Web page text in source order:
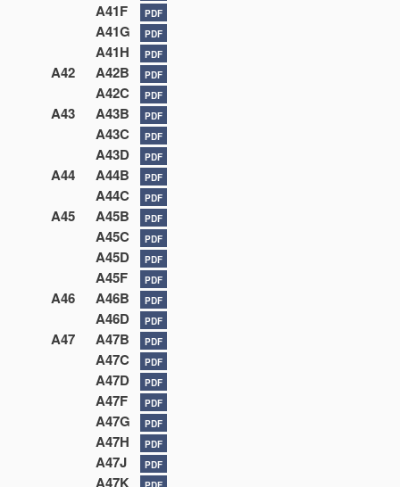
A41F PDF
A41G PDF
A41H PDF
A42 A42B PDF
A42C PDF
A43 A43B PDF
A43C PDF
A43D PDF
A44 A44B PDF
A44C PDF
A45 A45B PDF
A45C PDF
A45D PDF
A45F PDF
A46 A46B PDF
A46D PDF
A47 A47B PDF
A47C PDF
A47D PDF
A47F PDF
A47G PDF
A47H PDF
A47J PDF
A47K